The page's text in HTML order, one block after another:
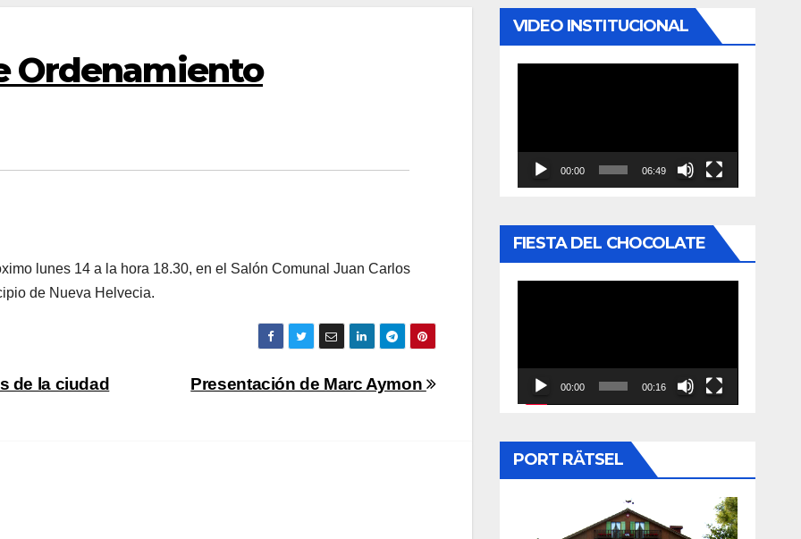
Ordenamiento
lunes 14 a la hora 18.30, en el Salón Comunal Juan Carlos
de Nueva Helvecia.
Presentación de Marc Aymon
de la ciudad
VIDEO INSTITUCIONAL
00:00 06:49
FIESTA DEL CHOCOLATE
00:00 00:16
PORT RÄTSEL